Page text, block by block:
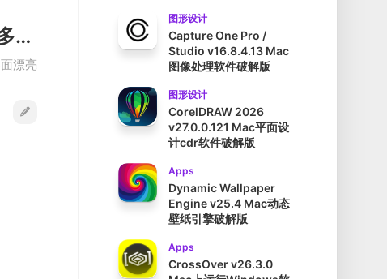
SimpleMind Desktop Pro v2.5.1 Build 6520 Win多语言小巧的思维导图工具破解版
漂亮
图形设计
Capture One Pro /
Studio v16.8.4.13 Mac
图像处理软件破解版
图形设计
CorelDRAW 2026
v27.0.0.121 Mac平面设
计cdr软件破解版
Apps
Dynamic Wallpaper
Engine v25.4 Mac动态
壁纸引擎破解版
Apps
CrossOver v26.3.0